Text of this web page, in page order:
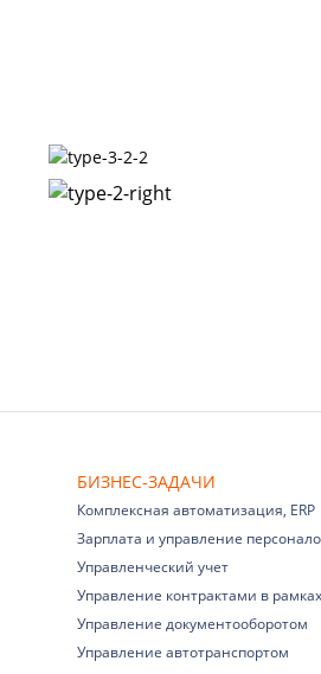
БИЗНЕС-ЗАДАЧИ
Комплексная автоматизация, ERP
Зарплата и управление
Управленческий учет
Управление контрактами в
Управление документооборотом
Управление автотранспортом